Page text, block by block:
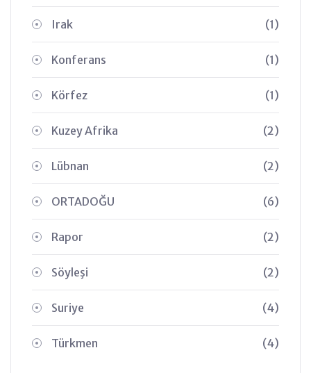
Irak (1)
Konferans (1)
Körfez (1)
Kuzey Afrika (2)
Lübnan (2)
ORTADOĞU (6)
Rapor (2)
Söyleşi (2)
Suriye (4)
Türkmen (4)